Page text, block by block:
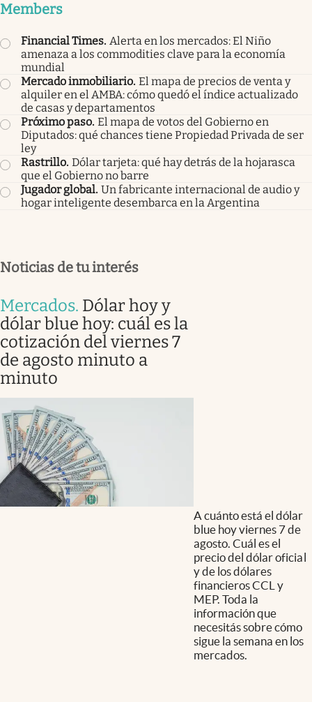
Members
Financial Times. Alerta en los mercados: El Niño
amenaza a los commodities clave para la economía
mundial
Mercado inmobiliario. El mapa de precios de venta y
alquiler en el AMBA: cómo quedó el índice actualizado
de casas y departamentos
Próximo paso. El mapa de votos del Gobierno en
Diputados: qué chances tiene Propiedad Privada de ser
ley
Rastrillo. Dólar tarjeta: qué hay detrás de la hojarasca
que el Gobierno no barre
Jugador global. Un fabricante internacional de audio y
hogar inteligente desembarca en la Argentina
Noticias de tu interés
Mercados. Dólar hoy y
dólar blue hoy: cuál es la
cotización del viernes 7
de agosto minuto a
minuto
A cuánto está el dólar
blue hoy viernes 7 de
agosto. Cuál es el
precio del dólar oficial
y de los dólares
financieros CCL y
MEP. Toda la
información que
necesitás sobre cómo
sigue la semana en los
mercados.